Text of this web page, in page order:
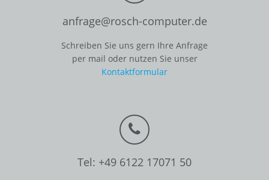
anfrage@rosch-computer.de
Schreiben Sie uns gern Ihre Anfrage
per mail oder nutzen Sie unser
Kontaktformular
Tel: +49 6122 17071 50